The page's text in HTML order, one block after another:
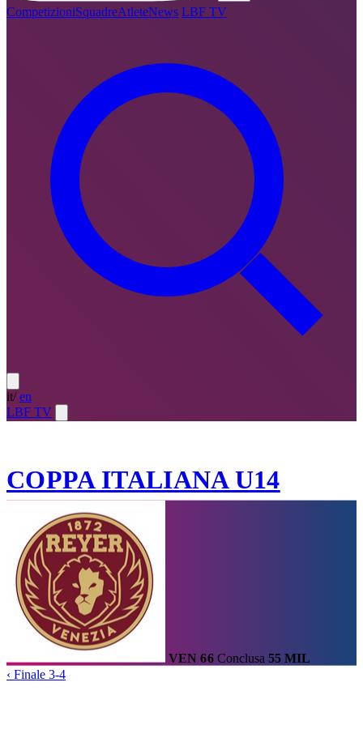
CompetizioniSquadreAtleteNews LBF TV
it/ en
LBF TV
COPPA ITALIANA U14
CalendarioRisultati e Classifica
Classifiche Tabellone
Home
/
Coppa Italiana U14
/
Finale 3-4
/
Partita
‹ Finale 3-4
VEN 66 Conclusa 55 MIL